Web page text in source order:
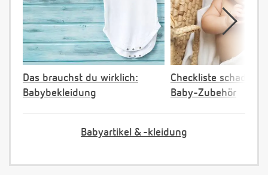
Das brauchst du wirklich:
Babybekleidung
Checkliste
Baby-Zubehör
Babyartikel & -kleidung